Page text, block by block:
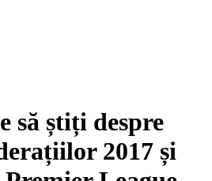
să știți despre
2017 și